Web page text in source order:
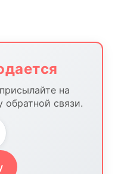
на
обратной связи.